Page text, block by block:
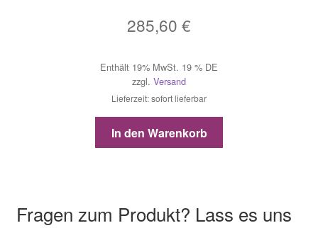
285,60 €
Enthält 19% MwSt. 19 % DE
zzgl. Versand
Lieferzeit: sofort lieferbar
In den Warenkorb
Fragen zum Produkt? Lass es uns